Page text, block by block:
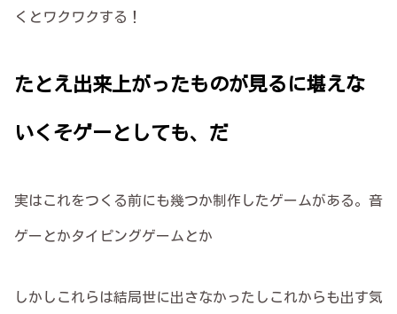
くとワクワクする！
たとえ出来上がったものが見るに堪えな
いくそゲーとしても、だ
実はこれをつくる前にも幾つか制作したゲームがある。音
ゲーとかタイピングゲームとか
しかしこれらは結局世に出さなかったしこれからも出す気